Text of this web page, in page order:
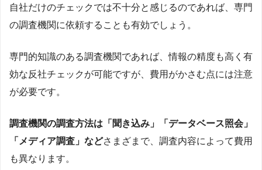
自社だけのチェックでは不十分と感じるのであれば、専門
の調査機関に依頼することも有効でしょう。
専門的知識のある調査機関であれば、情報の精度も高く有
効な反社チェックが可能ですが、費用がかさむ点には注意
が必要です。
調査機関の調査方法は「聞き込み」「データベース照会」
「メディア調査」などさまざまで、調査内容によって費用
も異なります。